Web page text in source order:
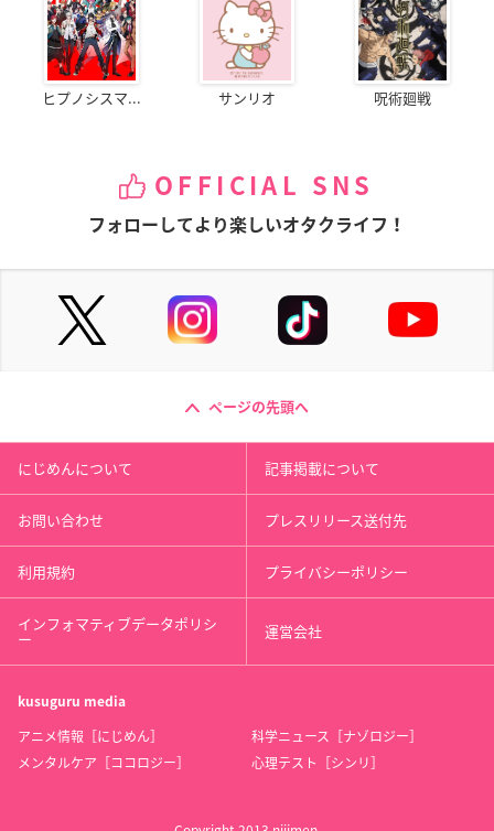
ヒプノシスマ... サンリオ 呪術廻戦
OFFICIAL SNS
フォローしてより楽しいオタクライフ！
ページの先頭へ
にじめんについて 記事掲載について
お問い合わせ プレスリリース送付先
利用規約 プライバシーポリシー
インフォマティブデータポリシ
ー 運営会社
kusuguru media
アニメ情報［にじめん］
科学ニュース［ナゾロジー］
メンタルケア［ココロジー］
心理テスト［シンリ］